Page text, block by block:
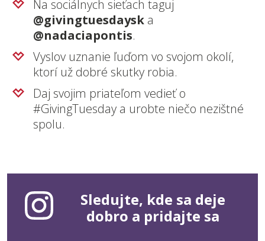
Na sociálnych sieťach taguj
@givingtuesdaysk a
@nadaciapontis.
Vyslov uznanie ľuďom vo svojom okolí,
ktorí už dobré skutky robia.
Daj svojim priateľom vedieť o
#GivingTuesday a urobte niečo nezištné
spolu.
Sledujte, kde sa deje
dobro a pridajte sa